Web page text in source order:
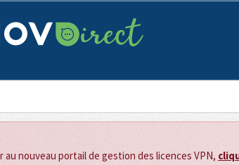
au nouveau portail de gestion des licences VPN,